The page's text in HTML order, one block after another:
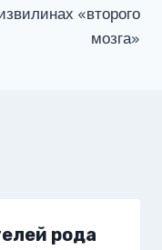
«второго
мозга»
рода